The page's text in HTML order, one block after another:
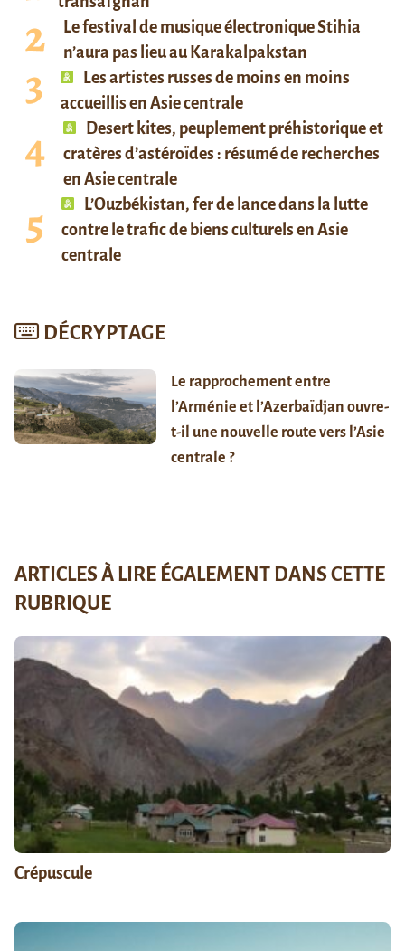
Le festival de musique électronique Stihia
n’aura pas lieu au Karakalpakstan
Les artistes russes de moins en moins
accueillis en Asie centrale
Desert kites, peuplement préhistorique et
cratères d’astéroïdes : résumé de recherches
en Asie centrale
L’Ouzbékistan, fer de lance dans la lutte
contre le trafic de biens culturels en Asie
centrale
DÉCRYPTAGE
Le rapprochement entre
l’Arménie et l’Azerbaïdjan ouvre-
t-il une nouvelle route vers l’Asie
centrale ?
ARTICLES À LIRE ÉGALEMENT DANS CETTE
RUBRIQUE
Crépuscule